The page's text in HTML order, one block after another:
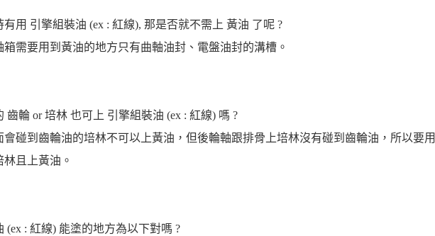
有用 引擎組裝油 (ex : 紅線), 那是否就不需上 黃油 了呢 ?
箱需要用到黃油的地方只有曲軸油封、電盤油封的溝槽。
齒輪 or 培林 也可上 引擎組裝油 (ex : 紅線) 嗎 ?
會碰到齒輪油的培林不可以上黃油，但後輪軸跟排骨上培林沒有碰到齒輪油，所以要用
且上黃油。
(ex : 紅線) 能塗的地方為以下對嗎 ?